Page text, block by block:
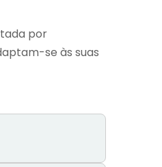
por
se às suas